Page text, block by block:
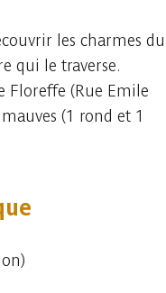
les charmes du
qui le traverse.
Floreffe (Rue Emile
(1 rond et 1